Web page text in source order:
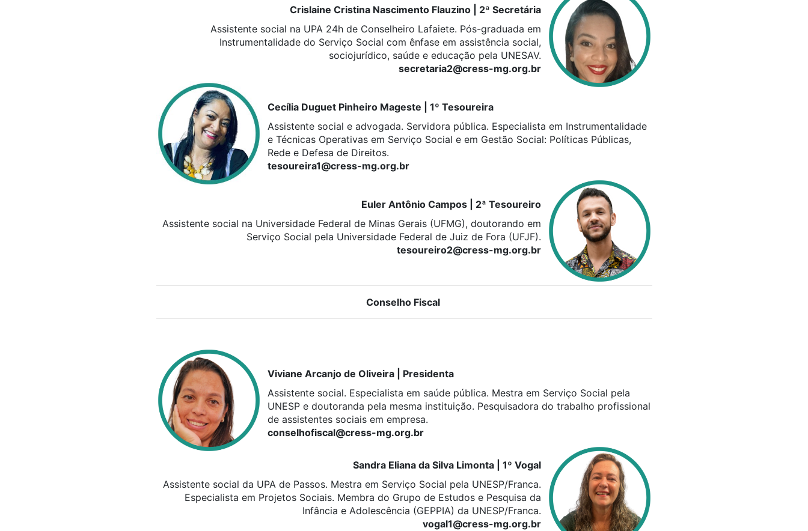
Crislaine Cristina Nascimento Flauzino | 2ª Secretária
Assistente social na UPA 24h de Conselheiro Lafaiete. Pós-graduada em
Instrumentalidade do Serviço Social com ênfase em assistência social,
sociojurídico, saúde e educação pela UNESAV.
secretaria2@cress-mg.org.br
Cecília Duguet Pinheiro Mageste | 1º Tesoureira
Assistente social e advogada. Servidora pública. Especialista em Instrumentalidade
e Técnicas Operativas em Serviço Social e em Gestão Social: Políticas Públicas,
Rede e Defesa de Direitos.
tesoureira1@cress-mg.org.br
Euler Antônio Campos | 2ª Tesoureiro
Assistente social na Universidade Federal de Minas Gerais (UFMG), doutorando em
Serviço Social pela Universidade Federal de Juiz de Fora (UFJF).
tesoureiro2@cress-mg.org.br
Conselho Fiscal
Viviane Arcanjo de Oliveira | Presidenta
Assistente social. Especialista em saúde pública. Mestra em Serviço Social pela
UNESP e doutoranda pela mesma instituição. Pesquisadora do trabalho profissional
de assistentes sociais em empresa.
conselhofiscal@cress-mg.org.br
Sandra Eliana da Silva Limonta | 1º Vogal
Assistente social da UPA de Passos. Mestra em Serviço Social pela UNESP/Franca.
Especialista em Projetos Sociais. Membra do Grupo de Estudos e Pesquisa da
Infância e Adolescência (GEPPIA) da UNESP/Franca.
vogal1@cress-mg.org.br